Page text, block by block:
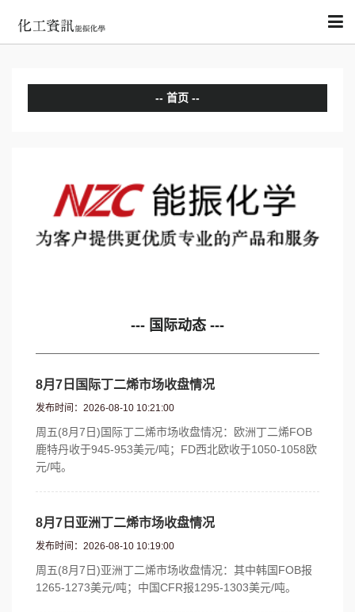
首页
--- 国际动态 ---
8月7日国际丁二烯市场收盘情况
发布时间：2026-08-10 10:21:00
周五(8月7日)国际丁二烯市场收盘情况：欧洲丁二烯FOB
鹿特丹收于945-953美元/吨；FD西北欧收于1050-1058欧
元/吨。
8月7日亚洲丁二烯市场收盘情况
发布时间：2026-08-10 10:19:00
周五(8月7日)亚洲丁二烯市场收盘情况：其中韩国FOB报
1265-1273美元/吨；中国CFR报1295-1303美元/吨。